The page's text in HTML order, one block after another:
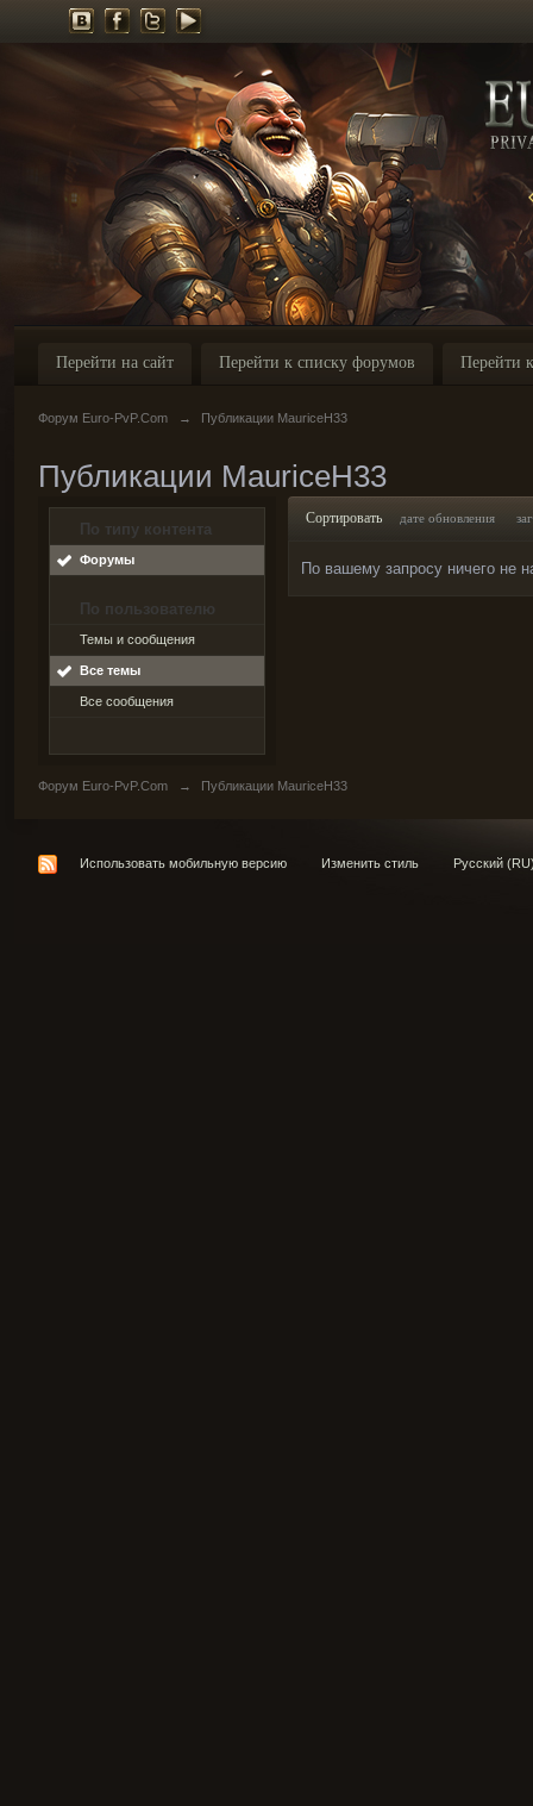
Перейти на сайт Перейти к списку форумов Перейти
Форум Euro-PvP.Com → Публикации MauriceH33
Публикации MauriceH33
По типу контента
Форумы
По пользователю
Темы и сообщения
Все темы
Все сообщения
Сортировать дате обновления
По вашему запросу ничего не
Форум Euro-PvP.Com → Публикации MauriceH33
Использовать мобильную версию Изменить стиль Русский